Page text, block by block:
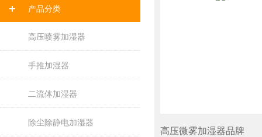
产品分类
高压喷雾加湿器
手推加湿器
二流体加湿器
除尘除静电加湿器
高压微雾加湿器品牌